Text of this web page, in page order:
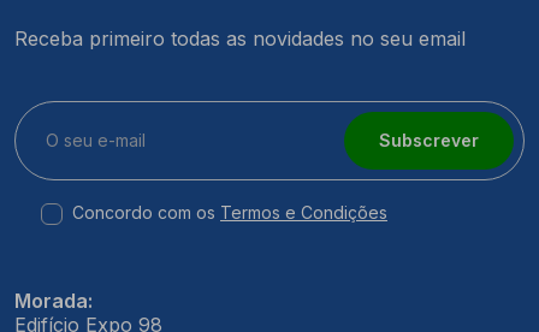
Receba primeiro todas as novidades no seu email
Subscrever
Concordo com os Termos e Condições
Morada:
Edifício Expo 98